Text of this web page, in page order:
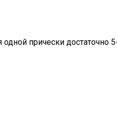
прически достаточно